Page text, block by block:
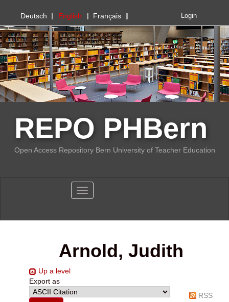
PHBern
Deutsch English Français Login
REPO PHBern
Open Access Repository Bern University of Teacher Education
Toggle navigation
Arnold, Judith
Up a level
Export as
RSS